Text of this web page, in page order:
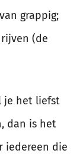
grappig;
(de
je het liefst
dan is het
iedereen die